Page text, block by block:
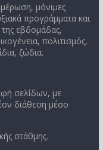
μόνιμες
προγράμματα και
εβδομάδας,
πολιτισμός,
ζώδια.
σελίδων, με
διάθεση μέσο
στάθμης.